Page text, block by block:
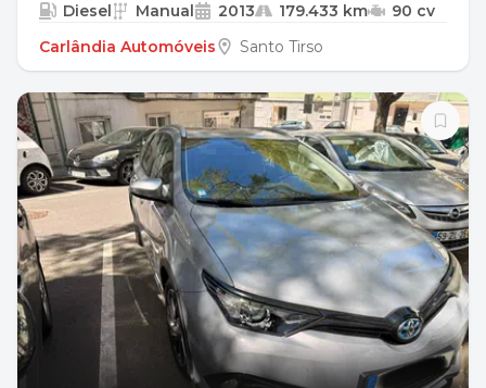
Diesel Manual 2013 179.433 km
90 cv
Carlândia Automóveis
Santo Tirso